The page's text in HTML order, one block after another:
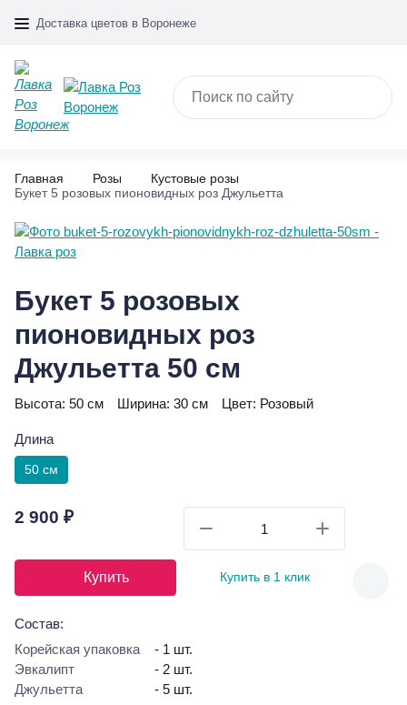
Доставка цветов в Воронеже
Главная Розы
Кустовые розы
Букет 5 розовых пионовидных роз Джульетта
Букет 5 розовых
пионовидных роз
Джульетта 50 см
Высота: 50 см Ширина: 30 см Цвет: Розовый
Длина
50 см
2 900 ₽
Купить Купить в 1 клик
Состав:
Корейская упаковка
- 1 шт.
Эвкалипт
- 2 шт.
Джульетта
- 5 шт.